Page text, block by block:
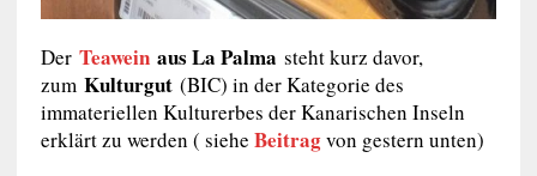
Der Teaweinaus La Palma steht kurz davor,
zum Kulturgut(BIC) in der Kategorie des
immateriellen Kulturerbes der Kanarischen Inseln
erklärt zu werden ( siehe Beitragvon gestern unten)